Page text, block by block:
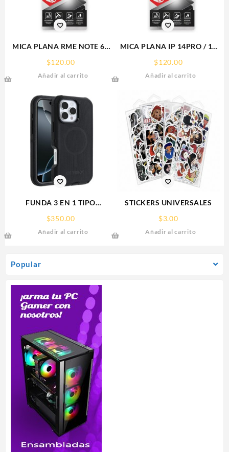
Popular
MICA PLANA RME NOTE 60
$120.00
Añadir al carrito
MICA PLANA IP 14PRO / 15
$120.00
Añadir al carrito
FUNDA 3 EN 1 TIPO
OTTERBOX USO RUDO SAM
S26 ULTRA SAMSUNG S26
ULTRA
$350.00
Añadir al carrito
STICKERS UNIVERSALES
$3.00
Añadir al carrito